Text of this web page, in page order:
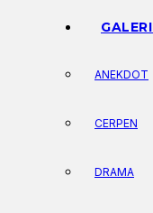
GALERI
ANEKDOT
CERPEN
DRAMA